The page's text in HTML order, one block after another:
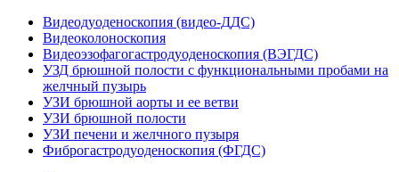
Видеодуоденоскопия (видео-ДДС)
Видеоколоноскопия
Видеоэзофагогастродуоденоскопия (ВЭГДС)
УЗД брюшной полости с функциональными пробами на
желчный пузырь
УЗИ брюшной аорты и ее ветви
УЗИ брюшной полости
УЗИ печени и желчного пузыря
Фиброгастродуоденоскопия (ФГДС)